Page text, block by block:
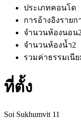
ประเภทคอนโด
การอ้างอิงรายก
จำนวนห้องนอน2
จำนวนห้องน้ำ2
รวมค่าธรรมเนี
ที่ตั้ง
Soi Sukhumvit 11